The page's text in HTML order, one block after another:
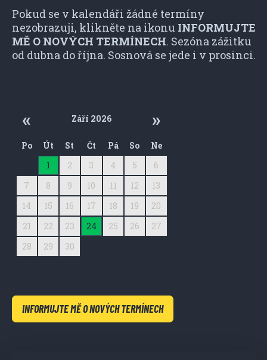
Pokud se v kalendáři žádné termíny
nezobrazuji, klikněte na ikonu INFORMUJTE
MĚ O NOVÝCH TERMÍNECH. Sezóna zážitku
od dubna do října. Sosnová se jede i v prosinci.
Září 2026
Po Út St Čt Pá So
Ne
1 2 3 4 5
6
7
8 9 10 11 12
13
14
15 16 17 18 19
20
21
22 23 24 25 26
27
28
29 30
INFORMUJTE MĚ O NOVÝCH TERMÍNECH